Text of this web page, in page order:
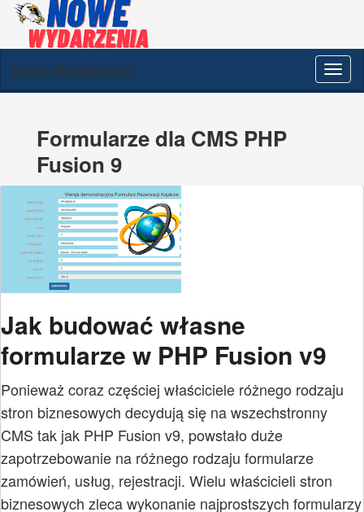
Nowe Wiadomości
Formularze dla CMS PHP
Fusion 9
Jak budować własne
formularze w PHP Fusion v9
Ponieważ coraz częściej właściciele różnego rodzaju
stron biznesowych decydują się na wszechstronny
CMS tak jak PHP Fusion v9, powstało duże
zapotrzebowanie na różnego rodzaju formularze
zamówień, usług, rejestracji. Wielu właścicieli stron
biznesowych zleca wykonanie najprostszych formularzy